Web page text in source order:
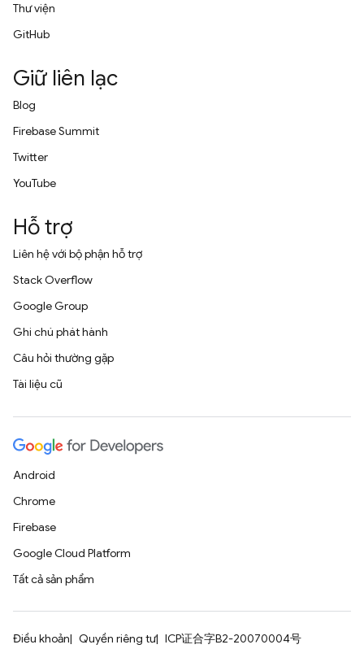
Thư viện
GitHub
Giữ liên lạc
Blog
Firebase Summit
Twitter
YouTube
Hỗ trợ
Liên hệ với bộ phận hỗ trợ
Stack Overflow
Google Group
Ghi chú phát hành
Câu hỏi thường gặp
Tài liệu cũ
Android
Chrome
Firebase
Google Cloud Platform
Tất cả sản phẩm
Điều khoản Quyền riêng tư
ICP证合字B2-20070004号